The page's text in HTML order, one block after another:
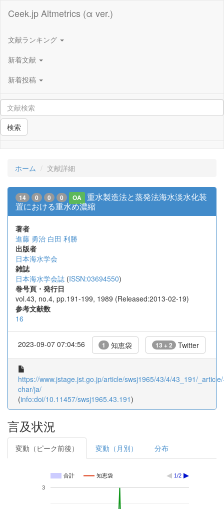
Ceek.jp Altmetrics (α ver.)
文献ランキング
新着文献
新着投稿
検索
ホーム 文献詳細
14 0 0 0 OA
重水製造法と蒸発法海水淡水化装
置における重水め濃縮
著者
進藤 勇治 白田 利勝
出版者
日本海水学会
雑誌
日本海水学会誌 (ISSN:03694550)
巻号頁・発行日
vol.43, no.4, pp.191-199, 1989 (Released:2013-02-19)
参考文献数
16
2023-09-07 07:04:56 1 知恵袋 13 + 2 Twitter
https://www.jstage.jst.go.jp/article/swsj1965/43/4/43_191/
char/ja/
(info:doi/10.11457/swsj1965.43.191)
言及状況
変動（ピーク前後） 変動（月別） 分布
合計 知恵袋 1/2
3